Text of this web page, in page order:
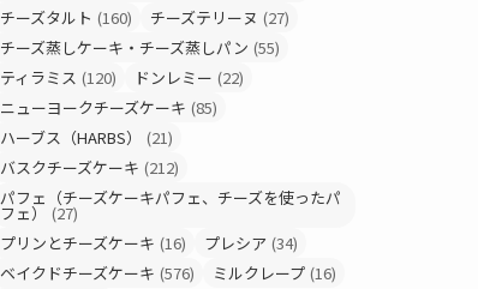
チーズタルト (160) チーズテリーヌ (27)
チーズ蒸しケーキ・チーズ蒸しパン (55)
ティラミス (120) ドンレミー (22)
ニューヨークチーズケーキ (85)
ハーブス（HARBS）
(21)
バスクチーズケーキ (212)
パフェ（チーズケーキパフェ、チーズを使ったパ
フェ） (27)
プリンとチーズケーキ (16) プレシア (34)
ベイクドチーズケーキ (576) ミルクレープ (16)